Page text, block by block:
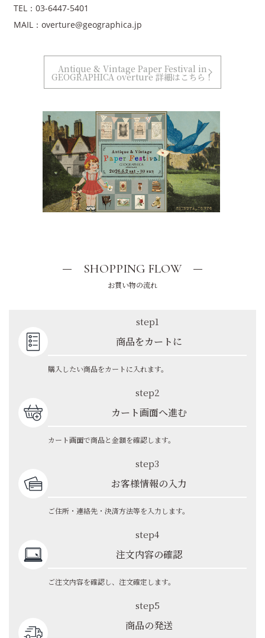
TEL：03-6447-5401
MAIL：overture@geographica.jp
Antique & Vintage Paper Festival in
GEOGRAPHICA overture 詳細はこちら！
SHOPPING FLOW
お買い物の流れ
step1
商品をカートに
購入したい商品をカートに入れます。
step2
カート画面へ進む
カート画面で商品と金額を確認します。
step3
お客様情報の入力
ご住所・連絡先・決済方法等を入力します。
step4
注文内容の確認
ご注文内容を確認し、注文確定します。
step5
商品の発送